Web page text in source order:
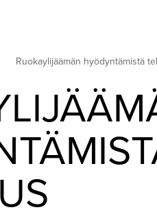
Ruokaylijäämän hyödyntämistä